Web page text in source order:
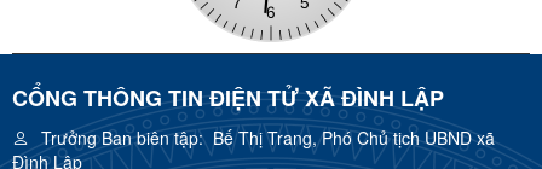
CỔNG THÔNG TIN ĐIỆN TỬ XÃ ĐÌNH LẬP
Trưởng Ban biên tập:Bế Thị Trang, Phó Chủ tịch UBND xã
Đình Lập